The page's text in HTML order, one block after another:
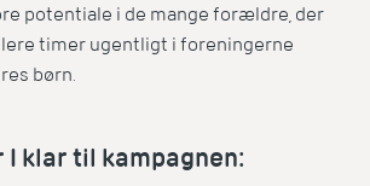
potentiale i de mange forældre, der
timer ugentligt i foreningerne
børn.
I klar til kampagnen: